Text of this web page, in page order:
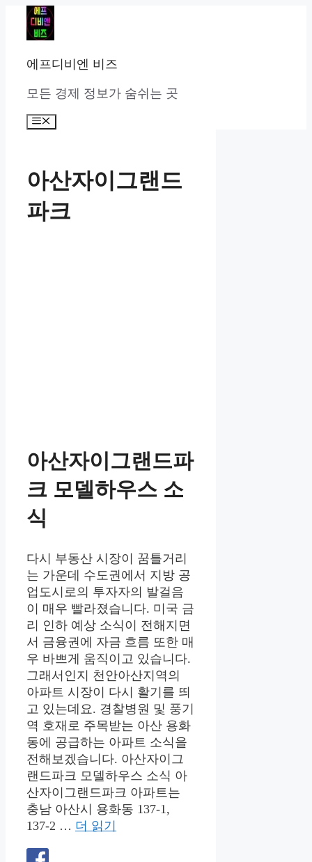
에프디비엔 비즈
모든 경제 정보가 숨쉬는 곳
메
아산자이그랜드
파크
아산자이그랜드파
크 모델하우스 소
식
다시 부동산 시장이 꿈틀거리
는 가운데 수도권에서 지방 공
업도시로의 투자자의 발걸음
이 매우 빨라졌습니다. 미국 금
리 인하 예상 소식이 전해지면
서 금융권에 자금 흐름 또한 매
우 바쁘게 움직이고 있습니다.
그래서인지 천안아산지역의
아파트 시장이 다시 활기를 띄
고 있는데요. 경찰병원 및 풍기
역 호재로 주목받는 아산 용화
동에 공급하는 아파트 소식을
전해보겠습니다. 아산자이그
랜드파크 모델하우스 소식 아
산자이그랜드파크 아파트는
충남 아산시 용화동 137-1,
137-2 … 더 읽기